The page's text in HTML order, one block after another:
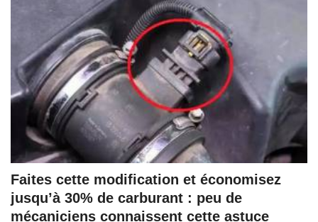
Faites cette modification et économisez
jusqu’à 30% de carburant : peu de
mécaniciens connaissent cette astuce